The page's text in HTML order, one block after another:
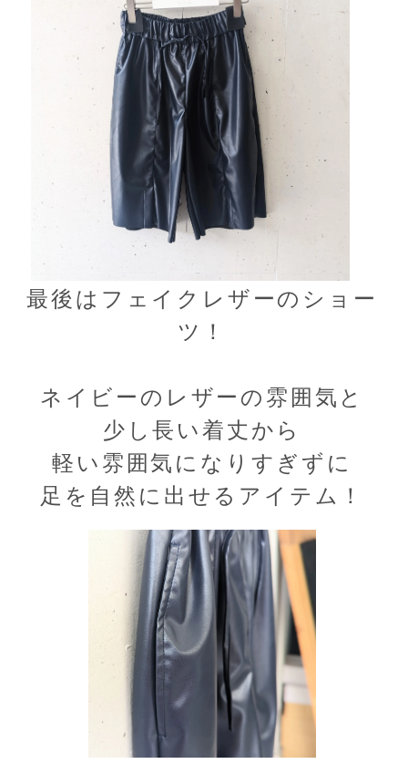
最後はフェイクレザーのショー
ツ！
ネイビーのレザーの雰囲気と
少し長い着丈から
軽い雰囲気になりすぎずに
足を自然に出せるアイテム！